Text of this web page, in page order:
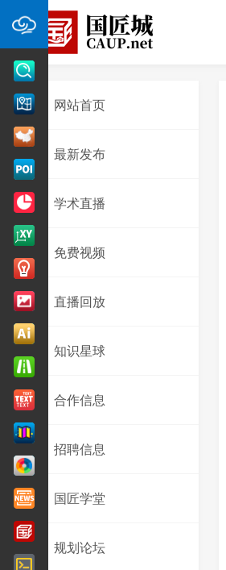
网站首页
最新发布
学术直播
免费视频
直播回放
知识星球
合作信息
招聘信息
国匠学堂
规划论坛